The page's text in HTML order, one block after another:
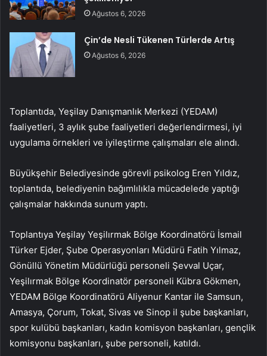
Ağustos 6, 2026
Çin’de Nesli Tükenen Türlerde Artış
Ağustos 6, 2026
Toplantıda, Yeşilay Danışmanlık Merkezi (YEDAM)
faaliyetleri, 3 aylık şube faaliyetleri değerlendirmesi, iyi
uygulama örnekleri ve iyileştirme çalışmaları ele alındı.
Büyükşehir Belediyesinde görevli psikolog Eren Yıldız,
toplantıda, belediyenin bağımlılıkla mücadelede yaptığı
çalışmalar hakkında sunum yaptı.
Toplantıya Yeşilay Yeşilırmak Bölge Koordinatörü İsmail
Türker Ejder, Şube Operasyonları Müdürü Fatih Yılmaz,
Gönüllü Yönetim Müdürlüğü personeli Şevval Uçar,
Yeşilırmak Bölge Koordinatör personeli Kübra Gökmen,
YEDAM Bölge Koordinatörü Aliyenur Kantar ile Samsun,
Amasya, Çorum, Tokat, Sivas ve Sinop il şube başkanları,
spor kulübü başkanları, kadın komisyon başkanları, gençlik
komisyonu başkanları, şube personeli, katıldı.